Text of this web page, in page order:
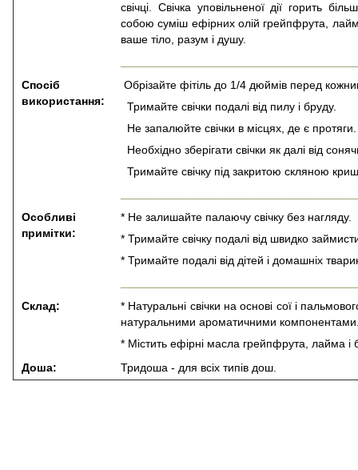
свічці. Свічка уповільненої дії горить
собою суміш ефірних олій грейпфрута,
ваше тіло, разум і душу.
Спосіб
використання:
Обрізайте фітіль до 1/4 дюймів перед
Тримайте свічки подалі від пилу і бруду.
Не запалюйте свічки в місцях, де є протяги.
Необхідно зберігати свічки як далі від
Тримайте свічку під закритою скляною
Особливі
примітки:
* Не залишайте палаючу свічку без нагляду.
* Тримайте свічку подалі від швидко
* Тримайте подалі від дітей і домашніх
Склад:
* Натуральні свічки на основі сої і
натуральними ароматичними
* Містить ефірні масла грейпфрута, лайма і
Доша:
Тридоша - для всіх типів дош.